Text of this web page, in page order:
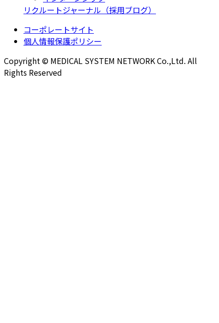
リクルートジャーナル（採用ブログ）
コーポレートサイト
個人情報保護ポリシー
Copyright © MEDICAL SYSTEM NETWORK Co.,Ltd. All
Rights Reserved